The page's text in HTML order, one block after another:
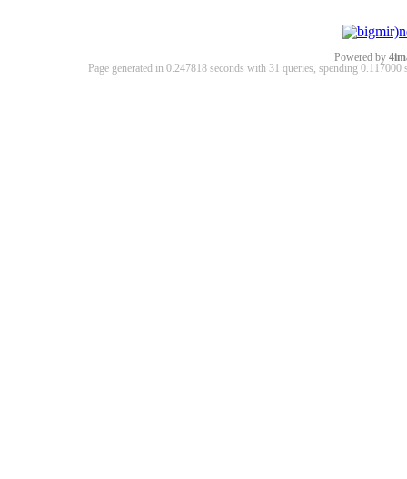
Powered by
Page generated in 0.247818 seconds with 31 queries, spending